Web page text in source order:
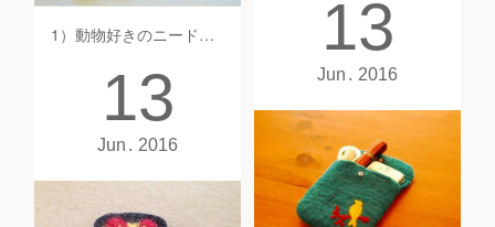
1）動物好きのニードルフェルト基礎部
〜マスコットやリアル動物
13
Jun 2016
13
Jun 2016